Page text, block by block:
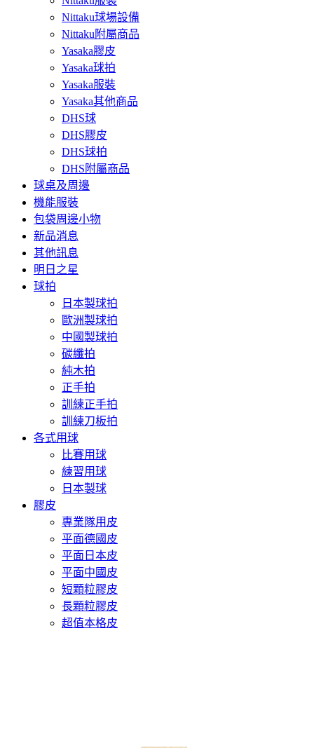
Nittaku球場設備
Nittaku附屬商品
Yasaka膠皮
Yasaka球拍
Yasaka服裝
Yasaka其他商品
DHS球
DHS膠皮
DHS球拍
DHS附屬商品
球桌及周邊
機能服裝
包袋周邊小物
新品消息
其他訊息
明日之星
球拍
日本製球拍
歐洲製球拍
中國製球拍
碳纖拍
純木拍
正手拍
訓練正手拍
訓練刀板拍
各式用球
比賽用球
練習用球
日本製球
膠皮
專業隊用皮
平面德國皮
平面日本皮
平面中國皮
短顆粒膠皮
長顆粒膠皮
超值本格皮